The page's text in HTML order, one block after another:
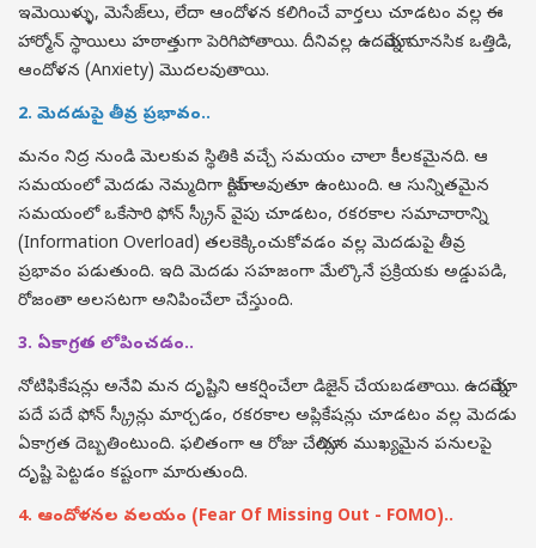
ఇమెయిళ్ళు, మెసేజ్‌లు, లేదా ఆందోళన కలిగించే వార్తలు చూడటం వల్ల ఈ
హార్మోన్ స్థాయిలు హఠాత్తుగా పెరిగిపోతాయి. దీనివల్ల ఉదయాన్నే మానసిక ఒత్తిడి,
ఆందోళన (Anxiety) మొదలవుతాయి.
2. మెదడుపై తీవ్ర ప్రభావం..
మనం నిద్ర నుండి మెలకువ స్థితికి వచ్చే సమయం చాలా కీలకమైనది. ఆ
సమయంలో మెదడు నెమ్మదిగా యాక్టివ్ అవుతూ ఉంటుంది. ఆ సున్నితమైన
సమయంలో ఒకేసారి ఫోన్ స్క్రీన్ వైపు చూడటం, రకరకాల సమాచారాన్ని
(Information Overload) తలకెక్కించుకోవడం వల్ల మెదడుపై తీవ్ర
ప్రభావం పడుతుంది. ఇది మెదడు సహజంగా మేల్కొనే ప్రక్రియకు అడ్డుపడి,
రోజంతా అలసటగా అనిపించేలా చేస్తుంది.
3. ఏకాగ్రత లోపించడం..
నోటిఫికేషన్లు అనేవి మన దృష్టిని ఆకర్షించేలా డిజైన్ చేయబడతాయి. ఉదయాన్నే
పదే పదే ఫోన్ స్క్రీన్లు మార్చడం, రకరకాల అప్లికేషన్లు చూడటం వల్ల మెదడు
ఏకాగ్రత దెబ్బతింటుంది. ఫలితంగా ఆ రోజు చేయాల్సిన ముఖ్యమైన పనులపై
దృష్టి పెట్టడం కష్టంగా మారుతుంది.
4. ఆందోళనల వలయం (Fear Of Missing Out - FOMO)..